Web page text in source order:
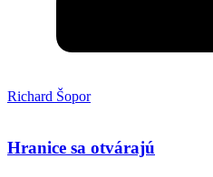
Richard Šopor
Hranice sa otvárajú